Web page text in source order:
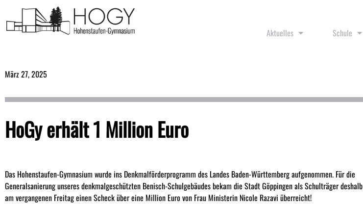
Aktuelles Schule
März 27, 2025
HoGy erhält 1 Million Euro
Das Hohenstaufen-Gymnasium wurde ins Denkmalförderprogramm des Landes Baden-Württemberg aufgenommen. Für die
Generalsanierung unseres denkmalgeschützten Benisch-Schulgebäudes bekam die Stadt Göppingen als Schulträger deshalb
am vergangenen Freitag einen Scheck über eine Million Euro von Frau Ministerin Nicole Razavi überreicht!